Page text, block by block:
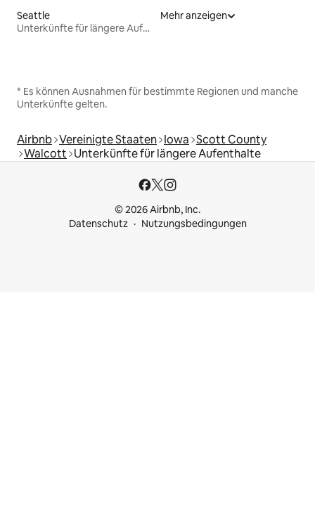
Seattle
Unterkünfte für längere Aufenthalte
Mehr anzeigen
* Es können Ausnahmen für bestimmte Regionen und manche
Unterkünfte gelten.
Airbnb Vereinigte Staaten Iowa Scott County
Walcott Unterkünfte für längere Aufenthalte
© 2026 Airbnb, Inc.
Datenschutz
Nutzungsbedingungen